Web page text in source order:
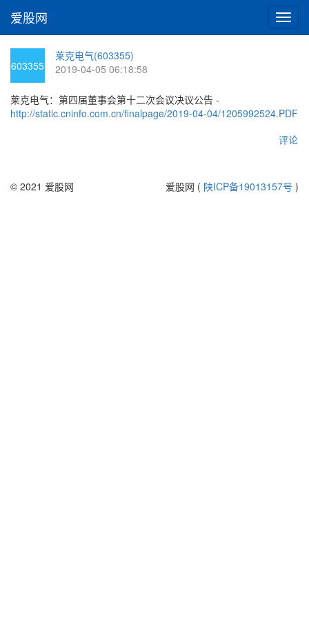
切
换
爱股网
603355
莱克电气(603355)
2019-04-05 06:18:58
莱克电气：第四届董事会第十二次会议决议公告 -
http://static.cninfo.com.cn/finalpage/2019-04-04/1205992524.PDF
评论
© 2021 爱股网 爱股网 ( 陕ICP备19013157号 )